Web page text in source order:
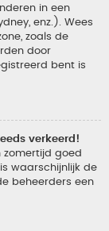
in een
enz.). Wees
zoals de
door
bent is
verkeerd!
zomertijd goed
waarschijnlijk de
beheerders een